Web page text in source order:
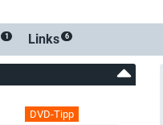
1 Links 6
DVD-Tipp